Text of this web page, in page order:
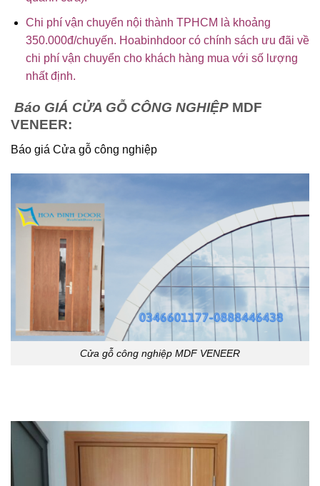
Chi phí vận chuyển nội thành TPHCM là khoảng
350.000đ/chuyến. Hoabinhdoor có chính sách ưu đãi về
chi phí vận chuyển cho khách hàng mua với số lượng
nhất định.
Báo GIÁ CỬA GỖ CÔNG NGHIỆP MDF
VENEER:
Báo giá Cửa gỗ công nghiệp
Cửa gỗ công nghiệp MDF VENEER